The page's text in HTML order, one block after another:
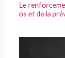
Le
os et de la